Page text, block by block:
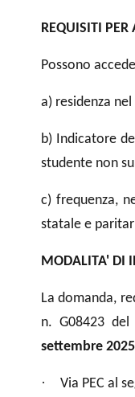
REQUISITI PER
Possono
a) residenza
b) Indicatore
studente non
c) frequenza,
statale e
MODALITA' DI
La domanda,
n. G08423
settembre 2025
· Via PEC al